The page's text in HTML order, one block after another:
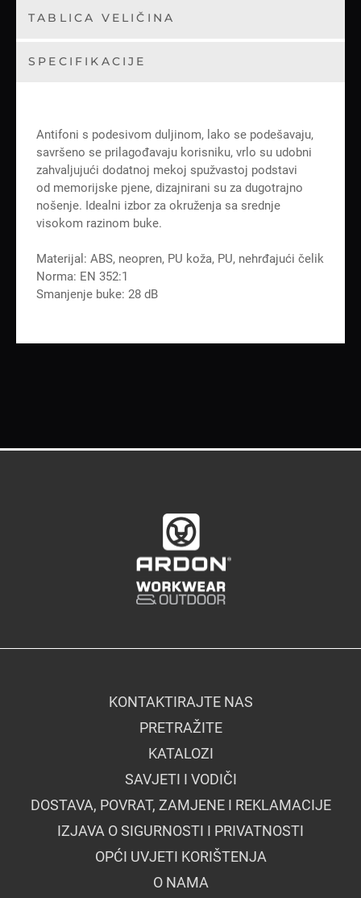
TABLICA VELIČINA
SPECIFIKACIJE
Antifoni s podesivom duljinom, lako se podešavaju,
savršeno se prilagođavaju korisniku, vrlo su udobni
zahvaljujući dodatnoj mekoj spužvastoj podstavi
od memorijske pjene, dizajnirani su za dugotrajno
nošenje. Idealni izbor za okruženja sa srednje
visokom razinom buke.
Materijal: ABS, neopren, PU koža, PU, nehrđajući čelik
Norma: EN 352:1
Smanjenje buke: 28 dB
KONTAKTIRAJTE NAS
PRETRAŽITE
KATALOZI
SAVJETI I VODIČI
DOSTAVA, POVRAT, ZAMJENE I REKLAMACIJE
IZJAVA O SIGURNOSTI I PRIVATNOSTI
OPĆI UVJETI KORIŠTENJA
O NAMA